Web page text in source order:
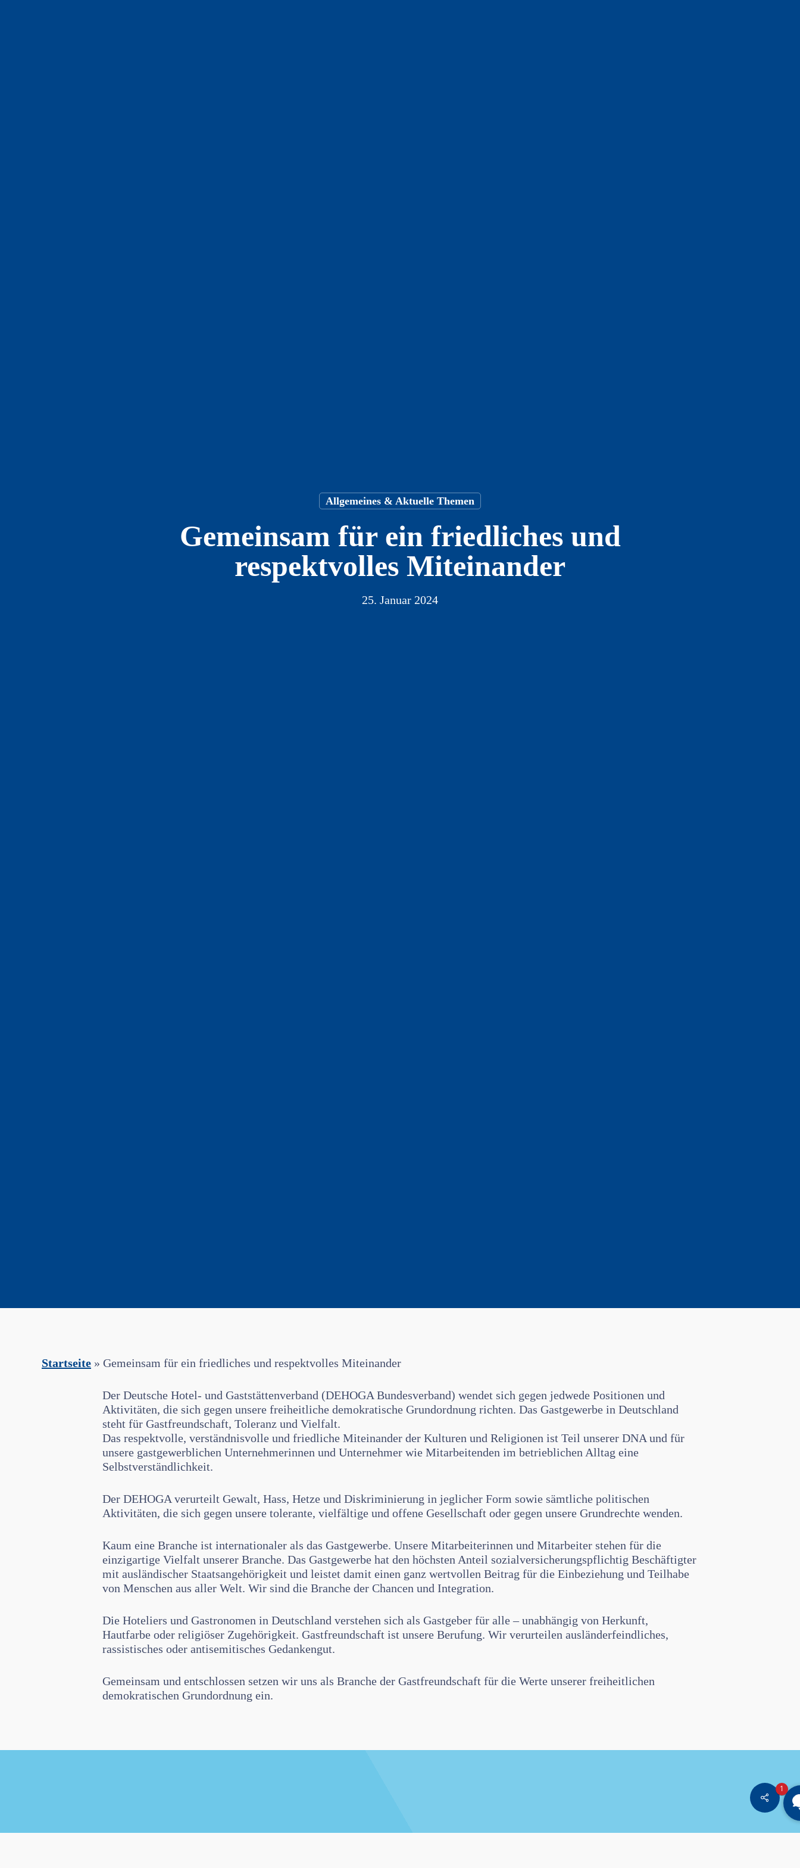
Allgemeines & Aktuelle Themen
Gemeinsam für ein friedliches und
respektvolles Miteinander
25. Januar 2024
Startseite » Gemeinsam für ein friedliches und respektvolles Miteinander
Der Deutsche Hotel- und Gaststättenverband (DEHOGA Bundesverband) wendet sich gegen jedwede Positionen und
Aktivitäten, die sich gegen unsere freiheitliche demokratische Grundordnung richten. Das Gastgewerbe in Deutschland
steht für Gastfreundschaft, Toleranz und Vielfalt.
Das respektvolle, verständnisvolle und friedliche Miteinander der Kulturen und Religionen ist Teil unserer DNA und für
unsere gastgewerblichen Unternehmerinnen und Unternehmer wie Mitarbeitenden im betrieblichen Alltag eine
Selbstverständlichkeit.
Der DEHOGA verurteilt Gewalt, Hass, Hetze und Diskriminierung in jeglicher Form sowie sämtliche politischen
Aktivitäten, die sich gegen unsere tolerante, vielfältige und offene Gesellschaft oder gegen unsere Grundrechte wenden.
Kaum eine Branche ist internationaler als das Gastgewerbe. Unsere Mitarbeiterinnen und Mitarbeiter stehen für die
einzigartige Vielfalt unserer Branche. Das Gastgewerbe hat den höchsten Anteil sozialversicherungspflichtig Beschäftigter
mit ausländischer Staatsangehörigkeit und leistet damit einen ganz wertvollen Beitrag für die Einbeziehung und Teilhabe
von Menschen aus aller Welt. Wir sind die Branche der Chancen und Integration.
Die Hoteliers und Gastronomen in Deutschland verstehen sich als Gastgeber für alle – unabhängig von Herkunft,
Hautfarbe oder religiöser Zugehörigkeit. Gastfreundschaft ist unsere Berufung. Wir verurteilen ausländerfeindliches,
rassistisches oder antisemitisches Gedankengut.
Gemeinsam und entschlossen setzen wir uns als Branche der Gastfreundschaft für die Werte unserer freiheitlichen
demokratischen Grundordnung ein.
Share
1